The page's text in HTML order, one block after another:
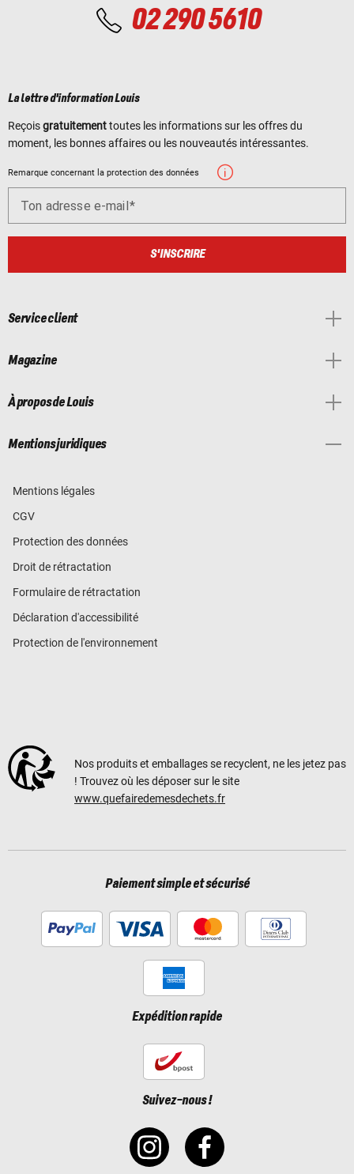
02 290 5610
La lettre d'information Louis
Reçoisgratuitementtoutes les informations sur les offres du
moment, les bonnes affaires ou les nouveautés intéressantes.
Remarque concernant la protection des données
Ton adresse e-mail
S'INSCRIRE
Service client
Magazine
À propos de Louis
Mentions juridiques
Mentions légales
CGV
Protection des données
Droit de rétractation
Formulaire de rétractation
Déclaration d'accessibilité
Protection de l'environnement
Nos produits et emballages se recyclent, ne les jetez pas
! Trouvez où les déposer sur le site
www.quefairedemesdechets.fr
Paiement simple et sécurisé
Expédition rapide
Suivez-nous !